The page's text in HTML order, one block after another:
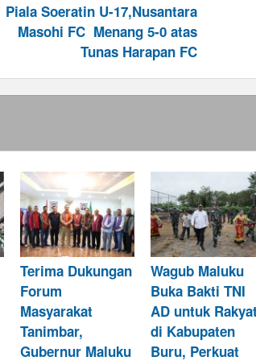
Piala Soeratin U-17,Nusantara
Masohi FC Menang 5-0 atas
Tunas Harapan FC
Terima Dukungan
Forum
Masyarakat
Tanimbar,
Gubernur Maluku
Wagub Maluku
Buka Bakti TNI
AD untuk
di Kabupaten
Buru, Perkuat